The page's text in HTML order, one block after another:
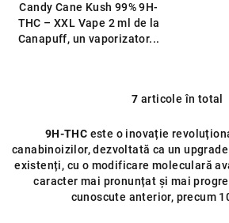
Candy Cane Kush 99% 9H-
THC – XXL Vape 2 ml de la
Canapuff, un vaporizator...
C
n
t
r
o
7 articole în total
9H-THC este o inovație
canabinoizilor, dezvoltată ca un
existenți, cu o modificare moleculară
caracter mai pronunțat și mai
cunoscute anterior, precum